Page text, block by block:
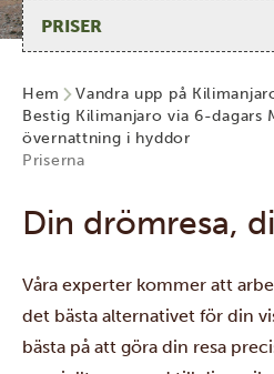
Välj sida
Hem
Vandra upp på
Bestig Kilimanjaro via 6-dagars
övernattning i hyddor
Priserna
Din drömresa,
Våra experter kommer att
det bästa alternativet för din
bästa på att göra din resa